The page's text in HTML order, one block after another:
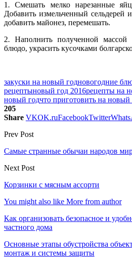
1. Смешать мелко нарезанные
Добавить измельченный сельдерей
добавить майонез, перемешать.
2. Наполнить полученной массой
блюдо, украсить кусочками
закуски на новый годновогодние
рецептыновый год 2016рецепты на
новый годчто приготовить на новый
205
Share VKOK.ruFacebookTwitter
Prev Post
Самые странные обычаи народов
Next Post
Корзинки с мясным ассорти
You might also like More from author
Как организовать безопасное и
частного дома
Основные этапы обустройства
монтаж и системы защиты